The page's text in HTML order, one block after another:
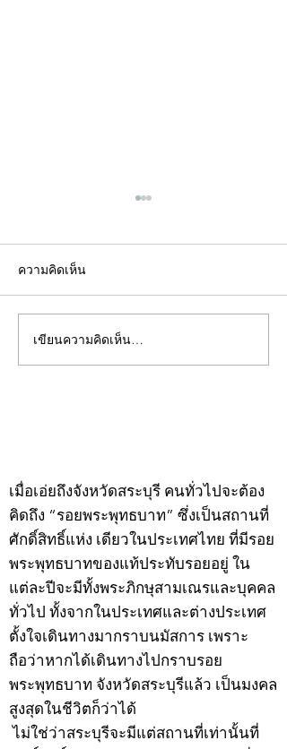
คอลัมน์"จับชีพจรวงการ
พระ"ประจำพุธที่ 29
ความคิดเห็น
เขียนความคิดเห็น…
เมื่อเอ่ยถึงจังหวัดสระบุรี คนทั่วไปจะต้อง
คิดถึง “รอยพระพุทธบาท” ซึ่งเป็นสถานที่
ศักดิ์สิทธิ์แห่ง เดียวในประเทศไทย ที่มีรอย
พระพุทธบาทของแท้ประทับรอยอยู่ ใน
แต่ละปีจะมีทั้งพระภิกษุสามเณรและบุคคล
ทั่วไป ทั้งจากในประเทศและต่างประเทศ
ตั้งใจเดินทางมากราบนมัสการ เพราะ
ถือว่าหากได้เดินทางไปกราบรอย
พระพุทธบาท จังหวัดสระบุรีแล้ว เป็นมงคล
สูงสุดในชีวิตก็ว่าได้
ไม่ใช่ว่าสระบุรีจะมีแต่สถานที่เท่านั้นที่